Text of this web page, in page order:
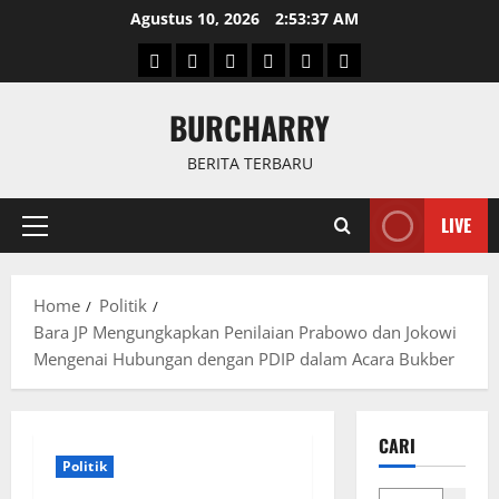
Agustus 10, 2026 2:53:38 AM
BerandaNewsPolitikKeriminal
OlahragaInternasional
BURCHARRY
BERITA TERBARU
Primary
LIVE
Home
Politik
Bara JP Mengungkapkan Penilaian Prabowo dan Jokowi
Mengenai Hubungan dengan PDIP dalam Acara Bukber
Politik
CARI